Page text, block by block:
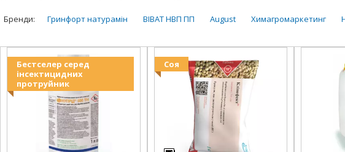
Бренди: Гринфорт натурамін ВІВАТ НВП ПП August Химагромаркетинг
Бестселер серед
інсектицидних
протруйник
Соя